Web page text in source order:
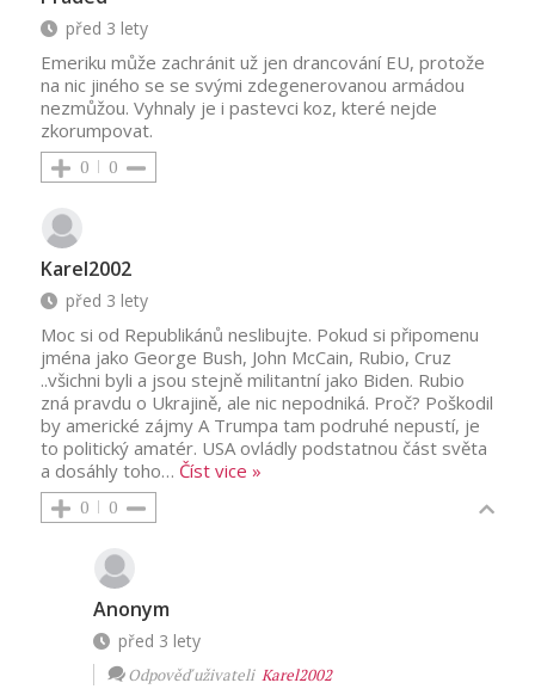
před 3 lety
Emeriku může zachránit už jen drancování EU, protože
na nic jiného se se svými zdegenerovanou armádou
nezmůžou. Vyhnaly je i pastevci koz, které nejde
zkorumpovat.
0 0
Karel2002
před 3 lety
Moc si od Republikánů neslibujte. Pokud si připomenu
jména jako George Bush, John McCain, Rubio, Cruz
..všichni byli a jsou stejně militantní jako Biden. Rubio
zná pravdu o Ukrajině, ale nic nepodniká. Proč? Poškodil
by americké zájmy A Trumpa tam podruhé nepustí, je
to politický amatér. USA ovládly podstatnou část světa
a dosáhly toho… Číst vice »
0 0
Anonym
před 3 lety
Odpověď uživateli Karel2002